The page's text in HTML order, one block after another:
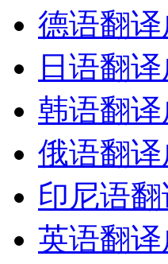
德语翻
日语翻
韩语翻
俄语翻
印尼语
英语翻